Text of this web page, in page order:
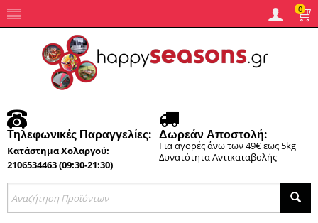
0
Τηλεφωνικές Παραγγελίες:
Κατάστημα Χολαργού:
2106534463 (09:30-21:30)
Δωρεάν Αποστολή:
Για αγορές άνω των 49€ εως 5kg
Δυνατότητα Αντικαταβολής